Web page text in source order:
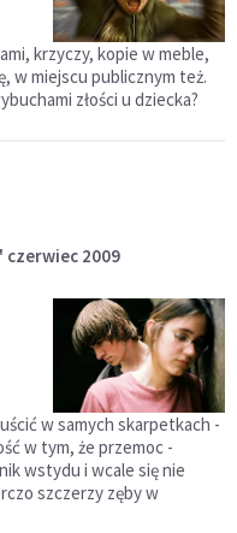
krzyczy, kopie w meble,
w miejscu publicznym też.
złości u dziecka?
czerwiec 2009
w samych skarpetkach -
w tym, że przemoc -
wstydu i wcale się nie
szczerzy zęby w